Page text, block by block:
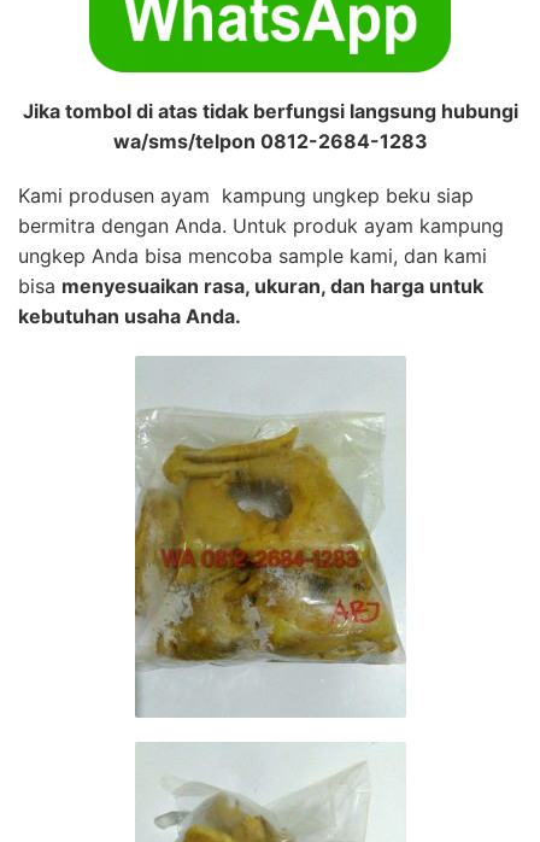
Jika tombol di atas tidak berfungsi langsung hubungi
wa/sms/telpon 0812-2684-1283
Kami produsen ayam kampung ungkep beku siap
bermitra dengan Anda. Untuk produk ayam kampung
ungkep Anda bisa mencoba sample kami, dan kami
bisa menyesuaikan rasa, ukuran, dan harga untuk
kebutuhan usaha Anda.